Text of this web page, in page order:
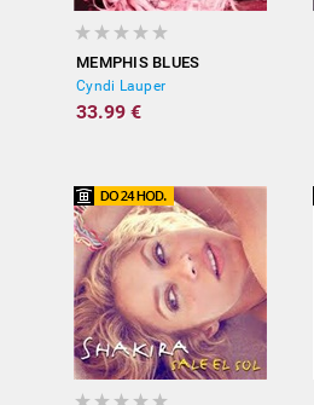
MEMPHIS BLUES
Cyndi Lauper
33.99 €